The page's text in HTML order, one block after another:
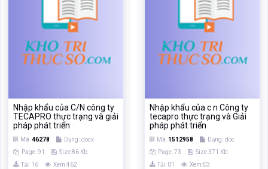
Nhập khẩu của C/N công ty
TECAPRO thực trạng và giải
pháp phát triển
Mã:46278
Dạng:.docx
Page: 91
Size:86 Kb
Tải: 16
Xem:462
Nhập khẩu của c n Công ty
tecapro thực trạng và Giải
pháp phát triển
Mã: 1512958
Dạng:.doc
Page: 73
Size:371 Kb
Tải: 01
Xem:03